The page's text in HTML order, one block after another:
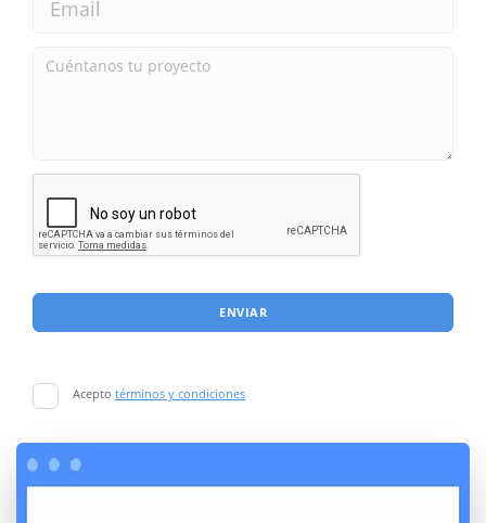
ENVIAR
Acepto términos y condiciones